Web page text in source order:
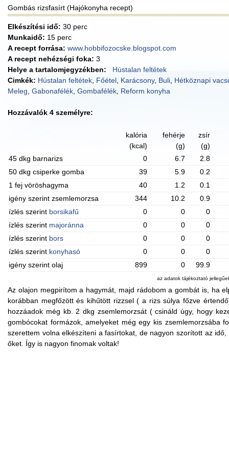
Gombás rizsfasírt (Hajókonyha recept)
Elkészítési idő: 30 perc
Munkaidő: 15 perc
A recept forrása: www.hobbifozocske.blogspot.com
A recept nehézségi foka: 3
Helye a tartalomjegyzékben:
Hústalan feltétek
Cimkék: Hústalan feltétek Főétel Karácsony, Buli Hétköznapi
Meleg Gabonafélék Gombafélék Reform konyha
Hozzávalók 4 személyre:
kalória
(kcal)
fehérje
(g)
zsír
(g)
45 dkg barnarizs
0 6.7
2.8
50 dkg csiperke gomba
39 5.9
0.2
1 fej vöröshagyma
40 1.2
0.1
igény szerint zsemlemorzsa
344 10.2
0.9
ízlés szerint borsikafű 0 0
0
ízlés szerint majoránna 0 0
0
ízlés szerint bors 0 0
0
ízlés szerint konyhasó 0 0
0
igény szerint olaj
899 0 99.9
az adatok tájékoztató
Az olajon megpirítom a hagymát, majd rádobom a gombát is, ha
korábban megfőzött és kihűtött rizzsel ( a rizs súlya főzve
hozzáadok még kb. 2 dkg zsemlemorzsát ( csináld úgy, hogy
gombócokat formázok, amelyeket még egy kis zsemlemorzsába
szerettem volna elkészíteni a fasírtokat, de nagyon szorított az
őket. Így is nagyon finomak voltak!